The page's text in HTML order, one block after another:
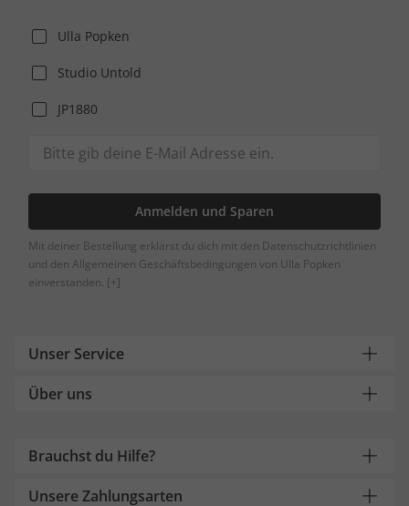
Ulla Popken
Studio Untold
JP1880
Anmelden und Sparen
Mit deiner Bestellung erklärst du dich mit den Datenschutzrichtlinien
und den Allgemeinen Geschäftsbedingungen von Ulla Popken
einverstanden. [+]
Unser Service
Über uns
Brauchst du Hilfe?
Unsere Zahlungsarten